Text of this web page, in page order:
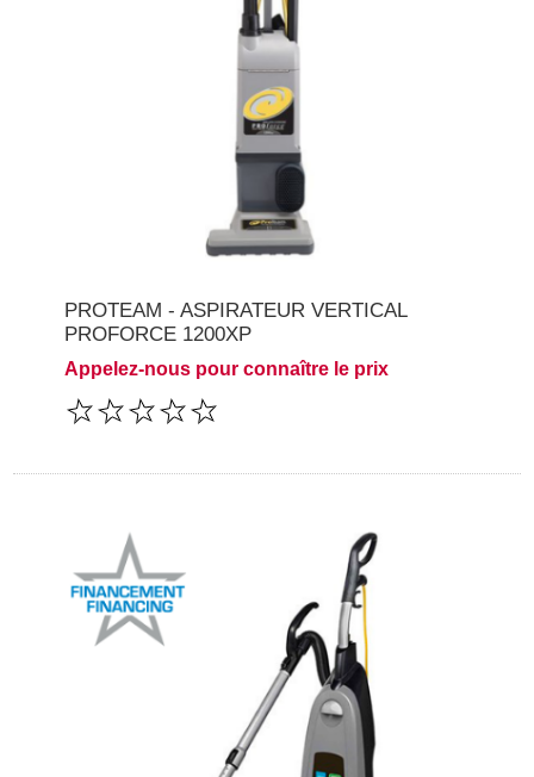
PROTEAM - ASPIRATEUR VERTICAL
PROFORCE 1200XP
Appelez-nous pour connaître le prix